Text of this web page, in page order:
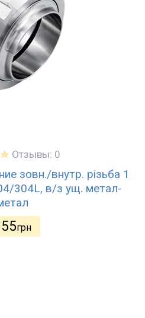
Отзывы: 0
зовн./внутр. різьба 1
304L, в/з ущ. метал-
грн